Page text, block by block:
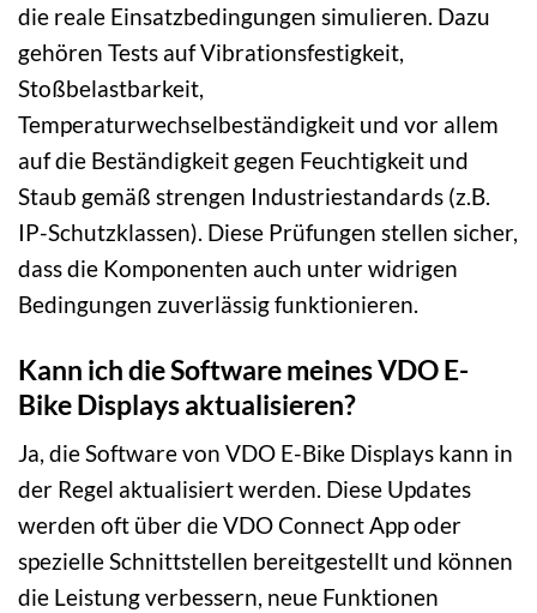
die reale Einsatzbedingungen simulieren. Dazu
gehören Tests auf Vibrationsfestigkeit,
Stoßbelastbarkeit,
Temperaturwechselbeständigkeit und vor allem
auf die Beständigkeit gegen Feuchtigkeit und
Staub gemäß strengen Industriestandards (z.B.
IP-Schutzklassen). Diese Prüfungen stellen sicher,
dass die Komponenten auch unter widrigen
Bedingungen zuverlässig funktionieren.
Kann ich die Software meines VDO E-
Bike Displays aktualisieren?
Ja, die Software von VDO E-Bike Displays kann in
der Regel aktualisiert werden. Diese Updates
werden oft über die VDO Connect App oder
spezielle Schnittstellen bereitgestellt und können
die Leistung verbessern, neue Funktionen